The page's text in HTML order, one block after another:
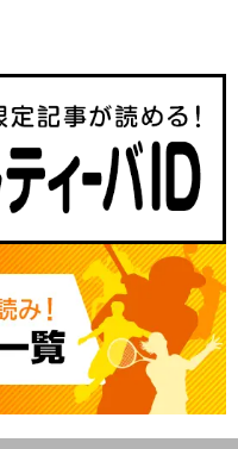
。
今
、
前
へ